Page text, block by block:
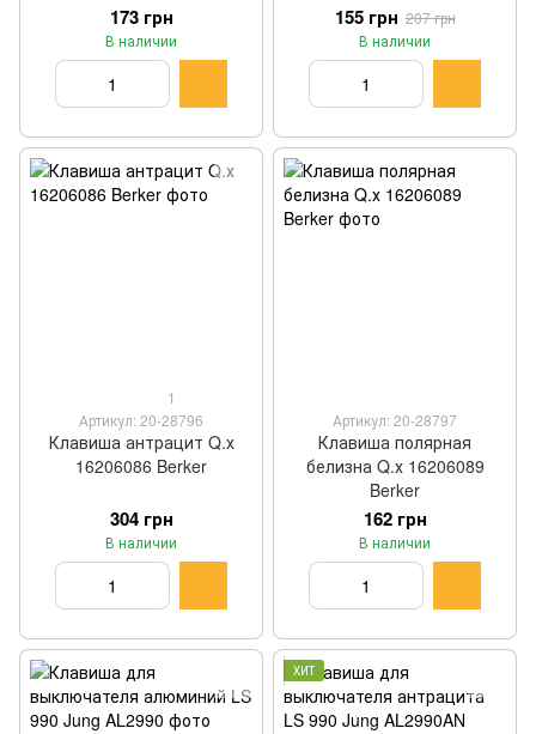
173 грн
В наличии
155 грн 207 грн
В наличии
1
Артикул: 20-28796
Клавиша антрацит Q.х
16206086 Berker
304 грн
В наличии
Артикул: 20-28797
Клавиша полярная
белизна Q.х 16206089
Berker
162 грн
В наличии
ХИТ